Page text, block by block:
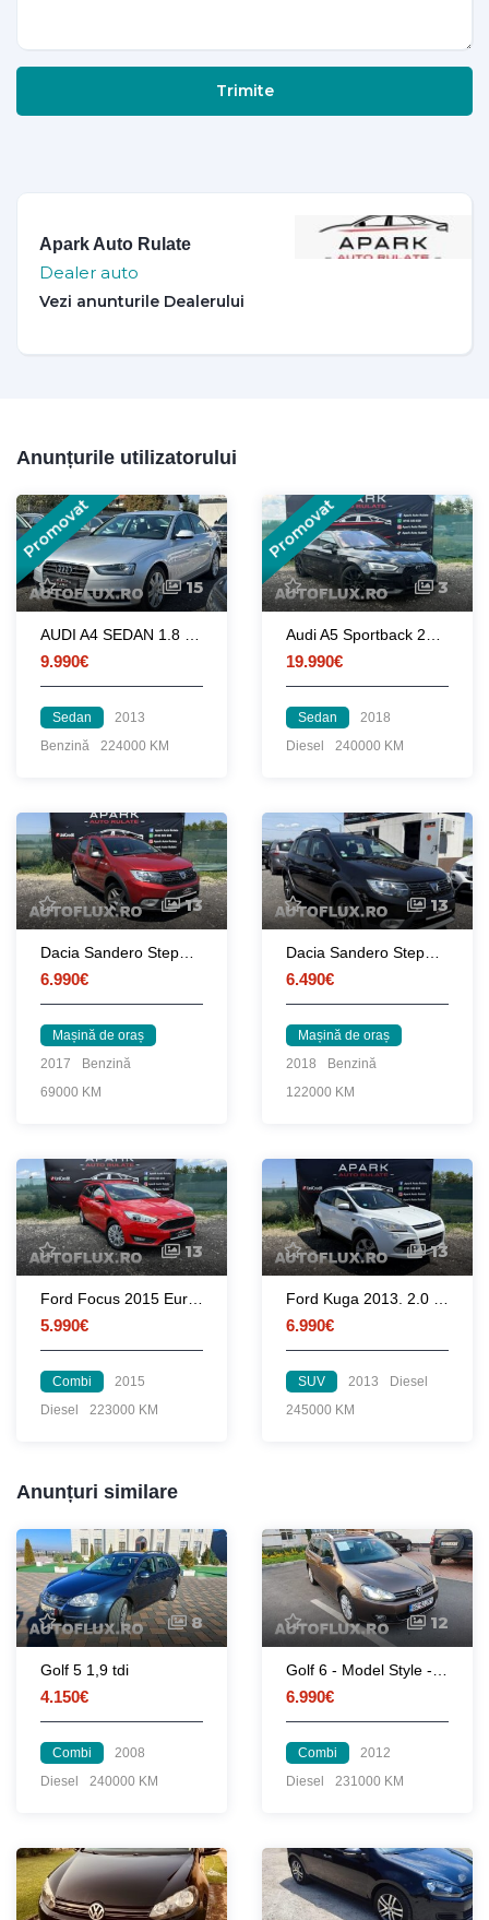
Trimite
Apark Auto Rulate
Dealer auto
Anunțurile utilizatorului
Promovat
15
9.990€
Sedan
2013
Benzină
224000 KM
Promovat
3
19.990€
Sedan
2018
Diesel
240000 KM
13
Dacia Sandero Stepway 2017 Euro 6 Benzina
6.990€
Mașină de oraș
2017
Benzină
69000 KM
13
Dacia Sandero Stepway 2018 Benzina
6.490€
Mașină de oraș
2018
Benzină
122000 KM
13
Ford Focus 2015 Euro 6 1.5 TDCI 120 CP
5.990€
Combi
2015
Diesel
223000 KM
13
Ford Kuga 2013. 2.0 TDCI. 6.990 Euro
6.990€
SUV 2013
Diesel
245000 KM
Anunțuri similare
8
Golf 5 1,9 tdi
4.150€
Combi
2008
Diesel
240000 KM
12
6.990€
Combi
2012
Diesel
231000 KM